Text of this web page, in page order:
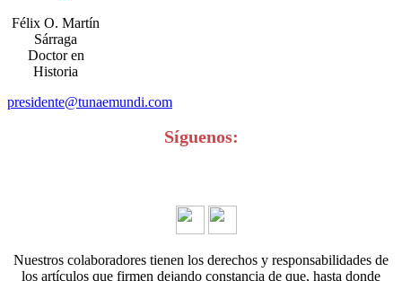
Félix O. Martín
Sárraga
Doctor en
Historia
presidente@tunaemundi.com
Síguenos:
Nuestros colaboradores tienen los derechos y responsabilidades de
los artículos que firmen dejando constancia de que, hasta donde